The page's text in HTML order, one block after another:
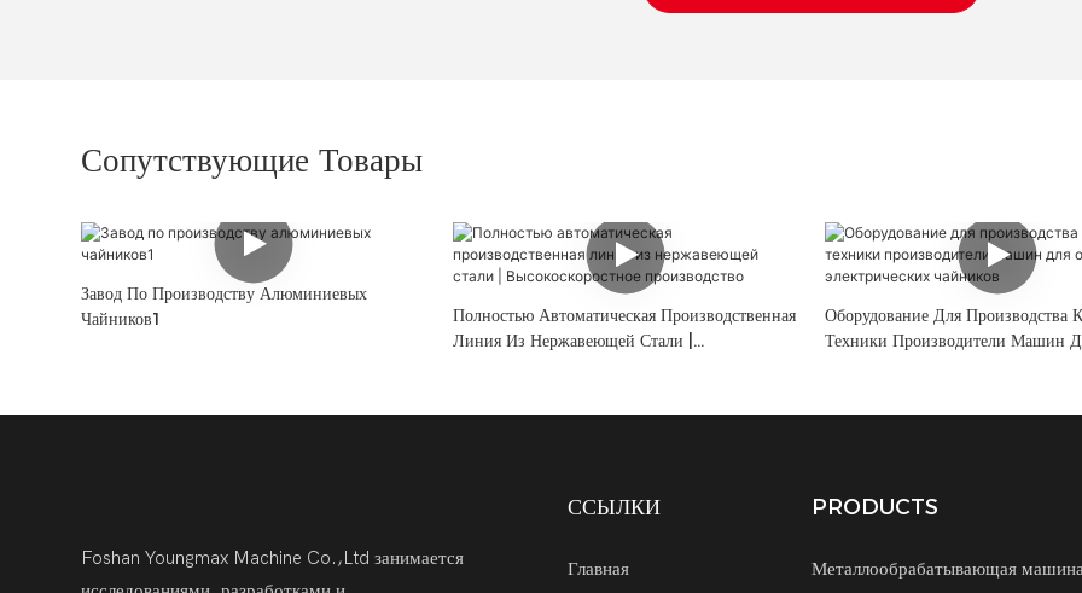
Сопутствующие Товары
Завод По Производству Алюминиевых
Чайников1
Полностью Автоматическая Производственная
Линия Из Нержавеющей Стали |
Оборудование Для Производства
Техники Производители Машин
Foshan Youngmax Machine Co.,Ltd занимается
ССЫЛКИ
Главная
PRODUCTS
Металлообрабатывающая